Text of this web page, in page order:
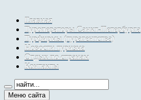
Главная
Туроператоры Санкт-Петербурга
Турфирмы (турагентства)
Новости туризма
Отдых по странам
Контакты
Меню сайта